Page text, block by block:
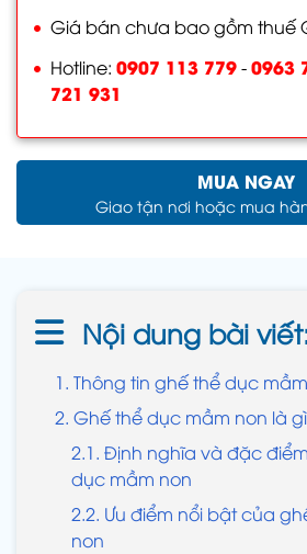
Giá bán chưa bao gồm thuế
Hotline: 0907 113 779-0963
721 931
MUA NGAY
Giao tận nơi hoặc mua
Nội dung bài
1. Thông tin ghế thể dục
2. Ghế thể dục mầm non là
2.1. Định nghĩa và đặc
dục mầm non
2.2. Ưu điểm nổi bật của
non